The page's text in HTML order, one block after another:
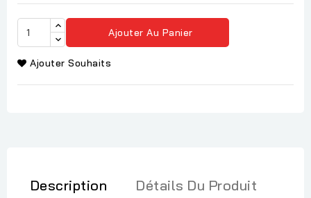
Ajouter Au Panier
Ajouter Souhaits
Description Détails Du Produit